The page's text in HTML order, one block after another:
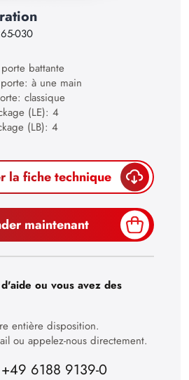
030
battante
à une main
classique
(LE): 4
(LB): 4
la fiche technique
maintenant
ou vous avez des
entière disposition.
ou appelez-nous directement.
+49 6188 9139-0